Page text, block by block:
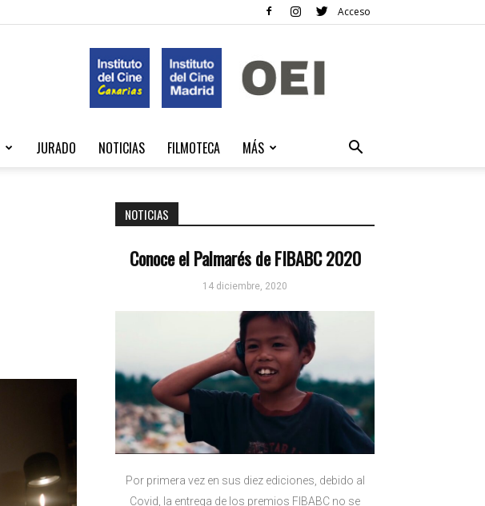
Acceso
JURADO NOTICIAS FILMOTECA MÁS
NOTICIAS
Conoce el Palmarés de FIBABC 2020
14 diciembre, 2020
Por primera vez en sus diez ediciones, debido al
Covid, la entrega de los premios FIBABC no se